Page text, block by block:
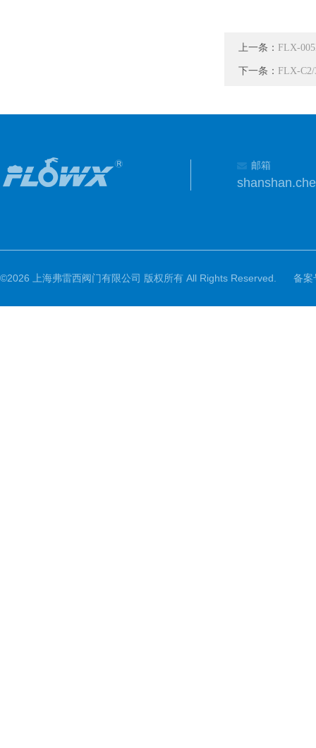
上一条： FLX-
下一条： FLX-
邮箱
©2026 上海弗雷西阀门有限公司 版权所有 All Rights Reserved. 备案